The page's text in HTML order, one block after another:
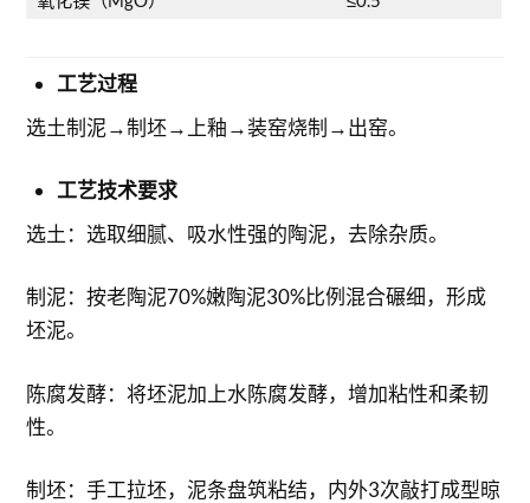
工艺过程
选土制泥→制坯→上釉→装窑烧制→出窑。
工艺技术要求
选土：选取细腻、吸水性强的陶泥，去除杂质。
制泥：按老陶泥70%嫩陶泥30%比例混合碾细，形成
坯泥。
陈腐发酵：将坯泥加上水陈腐发酵，增加粘性和柔韧
性。
制坯：手工拉坯，泥条盘筑粘结，内外3次敲打成型晾